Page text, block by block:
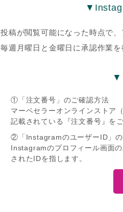
投稿が閲覧可能になった時点で
毎週月曜日と金曜日に承認作業を
▼
①「注文番号」のご確認方法
マーベセラーオンラインストア（
記載されている『注文番号』を
②「InstagramのユーザーID」
Instagramのプロフィール画面
されたIDを指します。